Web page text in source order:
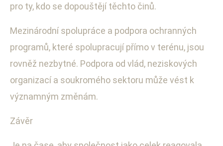
pro ty, kdo se dopouštějí těchto činů.
Mezinárodní spolupráce a podpora ochranných
programů, které spolupracují přímo v terénu, jsou
rovněž nezbytné. Podpora od vlád, neziskových
organizací a soukromého sektoru může vést k
významným změnám.
Závěr